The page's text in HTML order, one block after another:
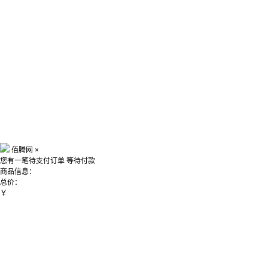
佰腾网 ×
您有一笔待支付订单 等待付款
商品信息：
总价：
￥